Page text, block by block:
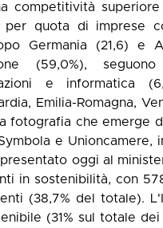
competitività
per quota di imprese
Germania (21,6) e
(59,0%),
e informatica
Emilia-Romagna,
fotografia che emerge
e
oggi al
in sostenibilità, con
(38,7% del totale).
(31% sul totale